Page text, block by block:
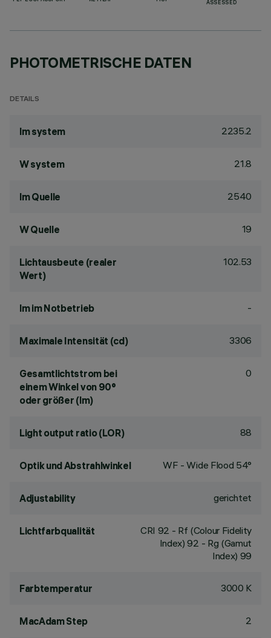
ASSESSED
PHOTOMETRISCHE DATEN
DETAILS
lm system 2235.2
W system 21.8
lm Quelle 2540
W Quelle 19
Lichtausbeute (realer
Wert)
102.53
lm im Notbetrieb -
Maximale Intensität (cd) 3306
Gesamtlichtstrom bei
einem Winkel von 90°
oder größer (lm)
0
Light output ratio (LOR) 88
Optik und Abstrahlwinkel WF - Wide Flood 54°
Adjustability gerichtet
Lichtfarbqualität CRI 92 - Rf (Colour Fidelity
Index) 92 - Rg (Gamut
Index) 99
Farbtemperatur 3000 K
MacAdam Step 2